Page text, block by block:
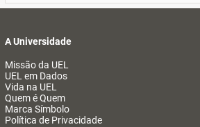
A Universidade
Missão da UEL
UEL em Dados
Vida na UEL
Quem é Quem
Marca Símbolo
Política de Privacidade